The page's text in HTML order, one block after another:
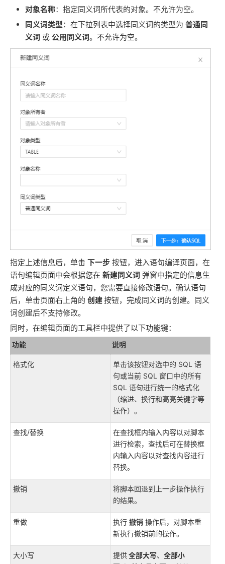
对象名称：指定同义词所代表的对象。不允许为空。
同义词类型：在下拉列表中选择同义词的类型为 普通同
义词 或 公用同义词。不允许为空。
指定上述信息后，单击 下一步 按钮，进入语句编译页面，在
语句编辑页面中会根据您在 新建同义词 弹窗中指定的信息生
成对应的同义词定义语句，您需要直接修改语句。确认语句
后，单击页面右上角的 创建按钮，完成同义词的创建。同义
词创建后不支持修改。
同时，在编辑页面的工具栏中提供了以下功能键：
功能 说明
格式化
单击该按钮对选中的 SQL 语
句或当前 SQL 窗口中的所有
SQL 语句进行统一的格式化
（缩进、换行和高亮关键字等
操作）。
查找/替换
在查找框内输入内容以对脚本
进行检索，查找后可在替换框
内输入内容以对查找内容进行
替换。
撤销
将脚本回退到上一步操作执行
的结果。
重做 执行 撤销 操作后，对脚本重
新执行撤销前的操作。
大小写 提供全部大写、 全部小